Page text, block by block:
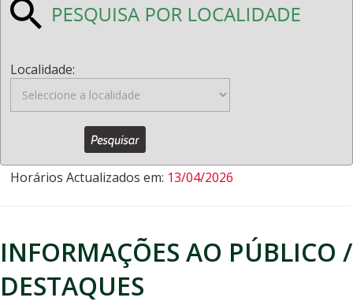
Localidade:
Horários Actualizados em: 13/04/2026
INFORMAÇÕES AO PÚBLICO /
DESTAQUES